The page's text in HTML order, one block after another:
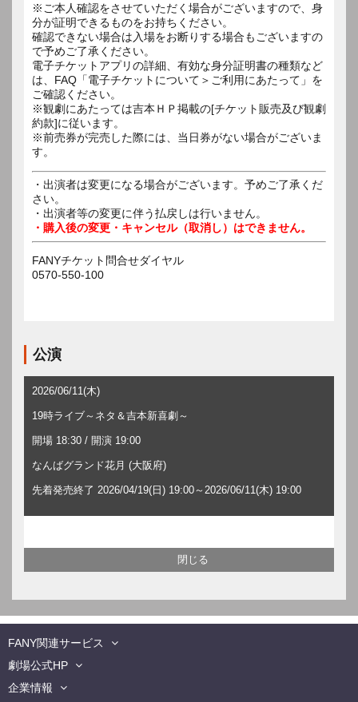
※ご本人確認をさせていただく場合がございますので、身
分が証明できるものをお持ちください。
確認できない場合は入場をお断りする場合もございますの
で予めご了承ください。
電子チケットアプリの詳細、有効な身分証明書の種類など
は、FAQ「電子チケットについて＞ご利用にあたって」を
ご確認ください。
※観劇にあたっては吉本ＨＰ掲載の[チケット販売及び観劇
約款]に従います。
※前売券が完売した際には、当日券がない場合がございま
す。
・出演者は変更になる場合がございます。予めご了承くだ
さい。
・出演者等の変更に伴う払戻しは行いません。
・購入後の変更・キャンセル（取消し）はできません。
FANYチケット問合せダイヤル
0570-550-100
公演
2026/06/11(木)
19時ライブ～ネタ＆吉本新喜劇～
開場 18:30 / 開演 19:00
なんばグランド花月 (大阪府)
先着発売終了 2026/04/19(日) 19:00～2026/06/11(木) 19:00
FANY関連サービス
劇場公式HP
企業情報